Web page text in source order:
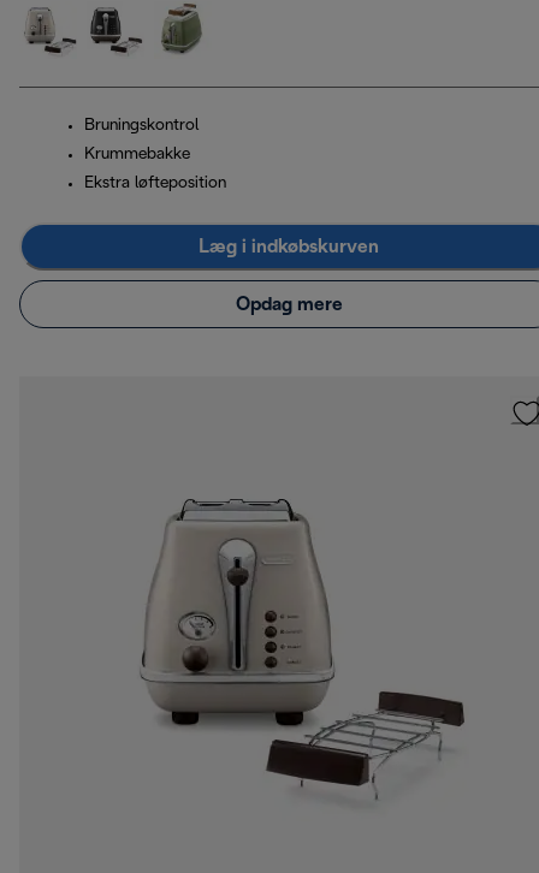
Bruningskontrol
Krummebakke
Ekstra løfteposition
Læg i indkøbskurven
Opdag mere